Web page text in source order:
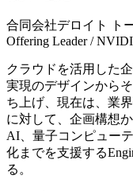
合同会社デロイト ト
Offering Leader /
クラウドを活用した
実現のデザインから
ち上げ、現在は、業
に対して、企画構想
AI、量子コンピュー
化までを支援する
る。